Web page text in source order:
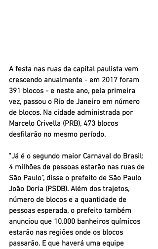
A festa nas ruas da capital paulista vem
crescendo anualmente - em 2017 foram
391 blocos - e neste ano, pela primeira
vez, passou o Rio de Janeiro em número
de blocos. Na cidade administrada por
Marcelo Crivella (PRB), 473 blocos
desfilarão no mesmo período.
"Já é o segundo maior Carnaval do Brasil:
4 milhões de pessoas estarão nas ruas de
São Paulo", disse o prefeito de São Paulo
João Doria (PSDB). Além dos trajetos,
número de blocos e a quantidade de
pessoas esperada, o prefeito também
anunciou que 10.000 banheiros químicos
estarão nas regiões onde os blocos
passarão. E que haverá uma equipe